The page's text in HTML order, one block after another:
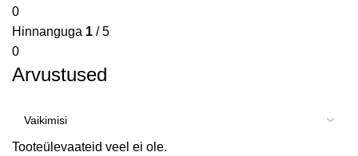
0
Hinnanguga 1 / 5
0
Arvustused
Tooteülevaateid veel ei ole.